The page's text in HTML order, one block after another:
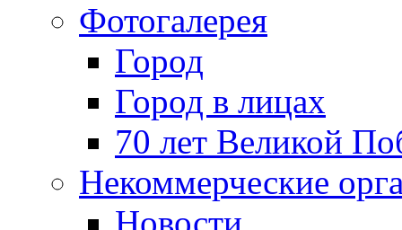
Фотогалерея
Город
Город в лицах
70 лет Великой
Некоммерческие